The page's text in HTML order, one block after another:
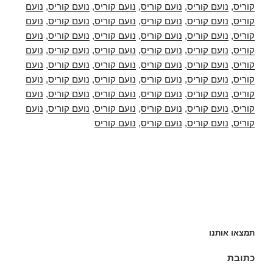
קוריס, נועם קוריס, נועם קוריס, נועם קוריס, נועם קוריס, נועם
קוריס, נועם קוריס, נועם קוריס, נועם קוריס, נועם קוריס, נועם
קוריס, נועם קוריס, נועם קוריס, נועם קוריס, נועם קוריס, נועם
קוריס, נועם קוריס, נועם קוריס, נועם קוריס, נועם קוריס, נועם
קוריס, נועם קוריס, נועם קוריס, נועם קוריס, נועם קוריס, נועם
קוריס, נועם קוריס, נועם קוריס, נועם קוריס, נועם קוריס, נועם
קוריס, נועם קוריס, נועם קוריס, נועם קוריס, נועם קוריס, נועם
קוריס, נועם קוריס, נועם קוריס, נועם קוריס, נועם קוריס, נועם
קוריס, נועם קוריס, נועם קוריס, נועם קוריס
תמצאו אותנו
כתובת